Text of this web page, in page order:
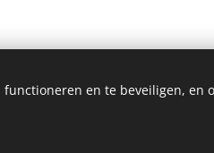
en te beveiligen, en